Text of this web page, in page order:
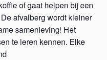
of gaat helpen bij een
afvalberg wordt kleiner
samenleving! Het
te leren kennen. Elke